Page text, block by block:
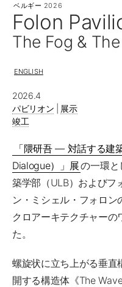
ベルギー 2026
Folon
The Fog &
ENGLISH
2026.4
パビリオン
展示
竣工
「隈研吾 ― 対話する建
Dialogue）」展の一環と
築学部（ULB）およびフ
ン・ミシェル・フォロン
クロアーキテクチャーの
た。
螺旋状に立ち上がる垂直
開する構造体《The